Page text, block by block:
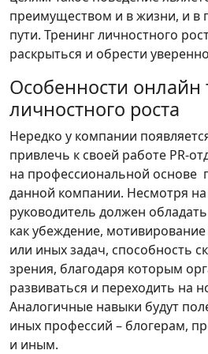
преимуществом и в жизни, и в
пути. Тренинг личностного
раскрыться и обрести
Особенности онлайн
личностного роста
Нередко у компании
привлечь к своей работе PR-
на профессиональной основе
данной компании. Несмотря
руководитель должен
как убеждение,
или иных задач, способность
зрения, благодаря которым
развиваться и переходить на
Аналогичные навыки будут
иных профессий – блогерам,
и иным.